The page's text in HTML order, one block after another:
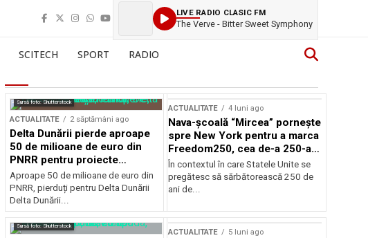
LIVE RADIO CLASIC FM
The Verve - Bitter Sweet Symphony
SCITECH SPORT RADIO
Sursă foto: Shutterstock
ACTUALITATE 2 săptămâni ago
Delta Dunării pierde aproape
50 de milioane de euro din
PNRR pentru proiecte
esențiale
Aproape 50 de milioane de euro din
PNRR, pierduți pentru Delta Dunării
Delta Dunării...
ACTUALITATE 4 luni ago
Nava-școală “Mircea” pornește
spre New York pentru a marca
Freedom250, cea de-a 250-a
aniversare a Statelor Unite
În contextul în care Statele Unite se
pregătesc să sărbătorească 250 de
ani de...
Sursă foto: Shutterstock
ACTUALITATE 5 luni ago